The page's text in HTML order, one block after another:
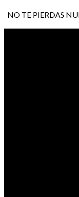
NO TE PIERDAS